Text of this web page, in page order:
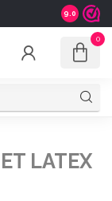
to Europe Available
9.0
0
LATEX